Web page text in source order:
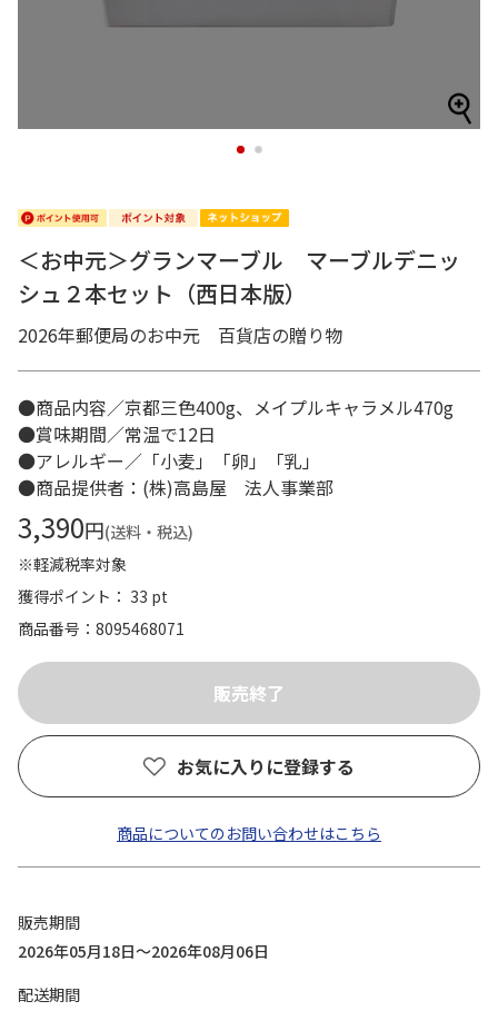
1 2
＜お中元＞グランマーブル マーブルデニッ
シュ２本セット（西日本版）
2026年郵便局のお中元 百貨店の贈り物
●商品内容／京都三色400g、メイプルキャラメル470g
●賞味期間／常温で12日
●アレルギー／「小麦」「卵」「乳」
●商品提供者：(株)高島屋 法人事業部
3,390円(送料・税込)
※軽減税率対象
獲得ポイント： 33 pt
商品番号
8095468071
お気に入りに登録する
商品についてのお問い合わせはこちら
販売期間
2026年05月18日～2026年08月06日
配送期間